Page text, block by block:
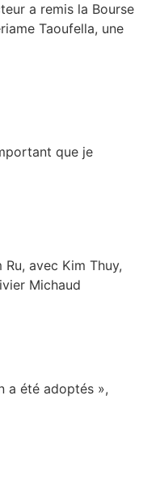
que je
a été adoptés »,